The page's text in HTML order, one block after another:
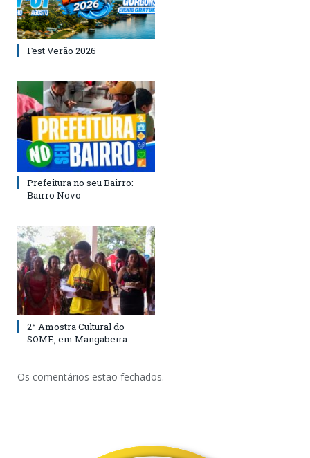
Fest Verão 2026
Prefeitura no seu Bairro:
Bairro Novo
2ª Amostra Cultural do
SOME, em Mangabeira
Os comentários estão fechados.